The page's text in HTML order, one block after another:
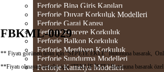
Ferforje Bina Giriş Kapıları
Ferforje Duvar Korkuluk Modelleri
Ferforje Garaj Kapısı
Ferforje Pencere Korkuluk
Ferforje Balkon Korkuluk
Ferforje Merdiven Korkuluk
Ferforje Sundurma Modelleri
Ferforje Kamelya Modelleri
FBKML-0029
** Fiyatı görünen ürün için “SEPETE EKLE” Butonuna basarak,
**Fiyatı olmayan ürünler için “TEKLİF İSTE” Butonuna basarak